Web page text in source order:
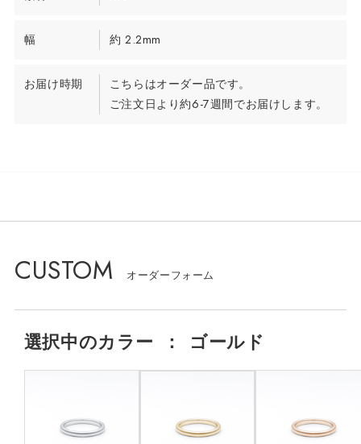
幅 約 2.2mm
お届け時期
こちらはオーダー品です。
ご注文日より約6-7週間でお届けします。
CUSTOM
選択中のカラー ： ゴールド